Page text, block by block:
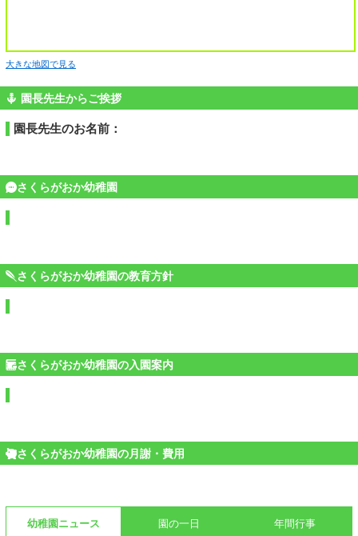
大きな地図で見る
園長先生からご挨拶
園長先生のお名前：
さくらがおか幼稚園
さくらがおか幼稚園の教育方針
さくらがおか幼稚園の入園案内
さくらがおか幼稚園の月謝・費用
幼稚園ニュース 園の一日 年間行事